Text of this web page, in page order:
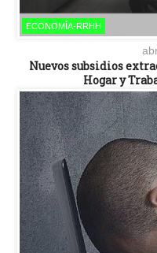
ECONOMÍA-RRHH
Nuevos subsidios
Hogar y